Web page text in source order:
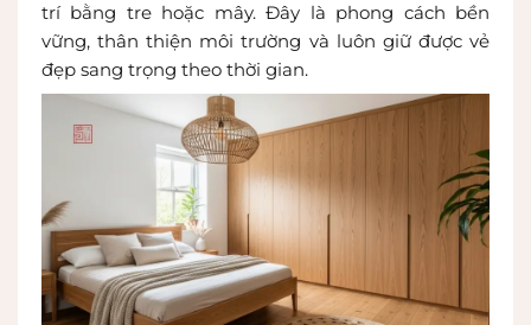
trí bằng tre hoặc mây. Đây là phong cách bền
vững, thân thiện môi trường và luôn giữ được vẻ
đẹp sang trọng theo thời gian.